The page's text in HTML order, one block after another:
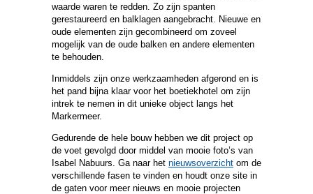
waarde waren te redden. Zo zijn spanten
gerestaureerd en balklagen aangebracht. Nieuwe en
oude elementen zijn gecombineerd om zoveel
mogelijk van de oude balken en andere elementen
te behouden.
Inmiddels zijn onze werkzaamheden afgerond en is
het pand bijna klaar voor het boetiekhotel om zijn
intrek te nemen in dit unieke object langs het
Markermeer.
Gedurende de hele bouw hebben we dit project op
de voet gevolgd door middel van mooie foto’s van
Isabel Nabuurs. Ga naar het nieuwsoverzicht om de
verschillende fasen te vinden en houdt onze site in
de gaten voor meer nieuws en mooie projecten